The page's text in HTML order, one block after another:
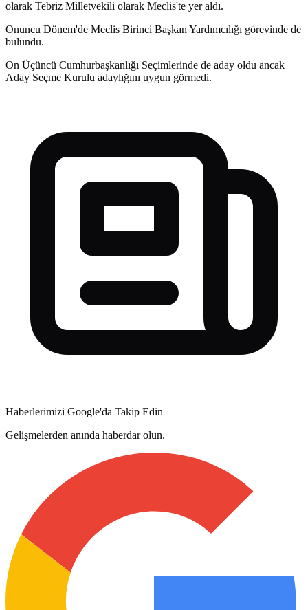
olarak Tebriz Milletvekili olarak Meclis'te yer aldı.
Onuncu Dönem'de Meclis Birinci Başkan Yardımcılığı görevinde de
bulundu.
On Üçüncü Cumhurbaşkanlığı Seçimlerinde de aday oldu ancak
Aday Seçme Kurulu adaylığını uygun görmedi.
Haberlerimizi Google'da Takip Edin
Gelişmelerden anında haberdar olun.